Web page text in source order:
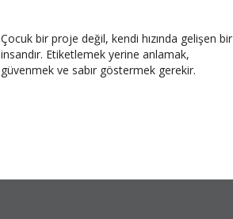
Çocuk bir proje değil, kendi hızında gelişen bir
insandır. Etiketlemek yerine anlamak,
güvenmek ve sabır göstermek gerekir.